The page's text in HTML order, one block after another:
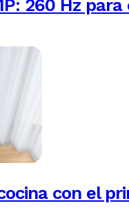
260 Hz
con el